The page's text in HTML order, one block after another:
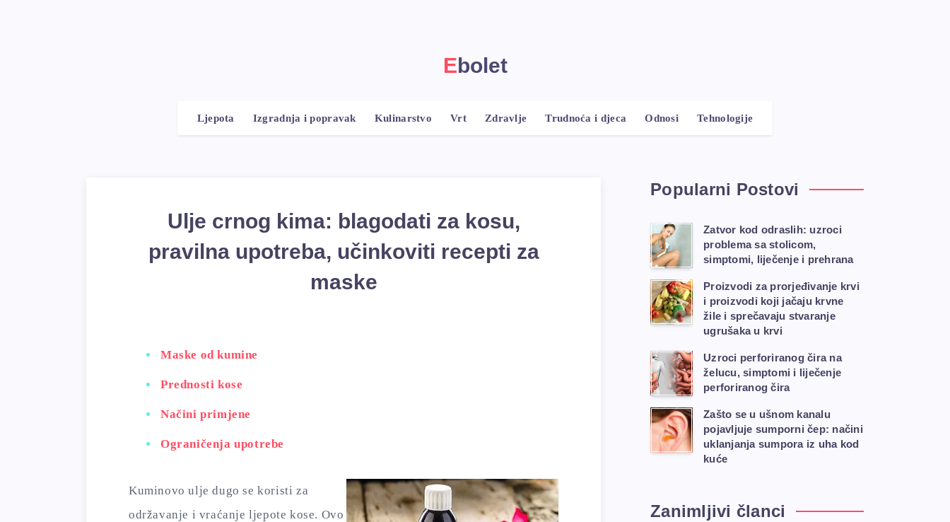
Ebolet
Ljepota Izgradnja i popravak Kulinarstvo Vrt Zdravlje Trudnoća i djeca Odnosi Tehnologije
Ulje crnog kima: blagodati za kosu,
pravilna upotreba, učinkoviti recepti za
maske
Maske od kumine
Prednosti kose
Načini primjene
Ograničenja upotrebe
Kuminovo ulje dugo se koristi za
održavanje i vraćanje ljepote kose. Ovo
Popularni Postovi
Zatvor kod odraslih: uzroci
problema sa stolicom,
simptomi, liječenje i prehrana
Proizvodi za prorjeđivanje krvi
i proizvodi koji jačaju krvne
žile i sprečavaju stvaranje
ugrušaka u krvi
Uzroci perforiranog čira na
želucu, simptomi i liječenje
perforiranog čira
Zašto se u ušnom kanalu
pojavljuje sumporni čep: načini
uklanjanja sumpora iz uha kod
kuće
Zanimljivi članci